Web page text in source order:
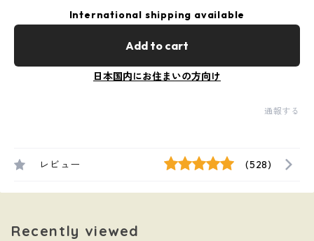
International shipping available
Add to cart
日本国内にお住まいの方向け
通報する
レビュー (528)
Recently viewed